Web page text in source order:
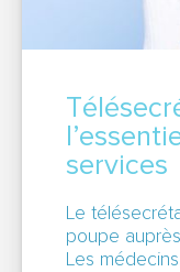
services
Le
poupe
Les